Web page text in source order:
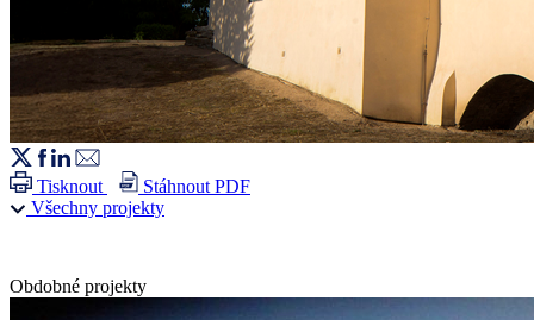
Tisknout
Stáhnout PDF
Všechny projekty
Obdobné projekty